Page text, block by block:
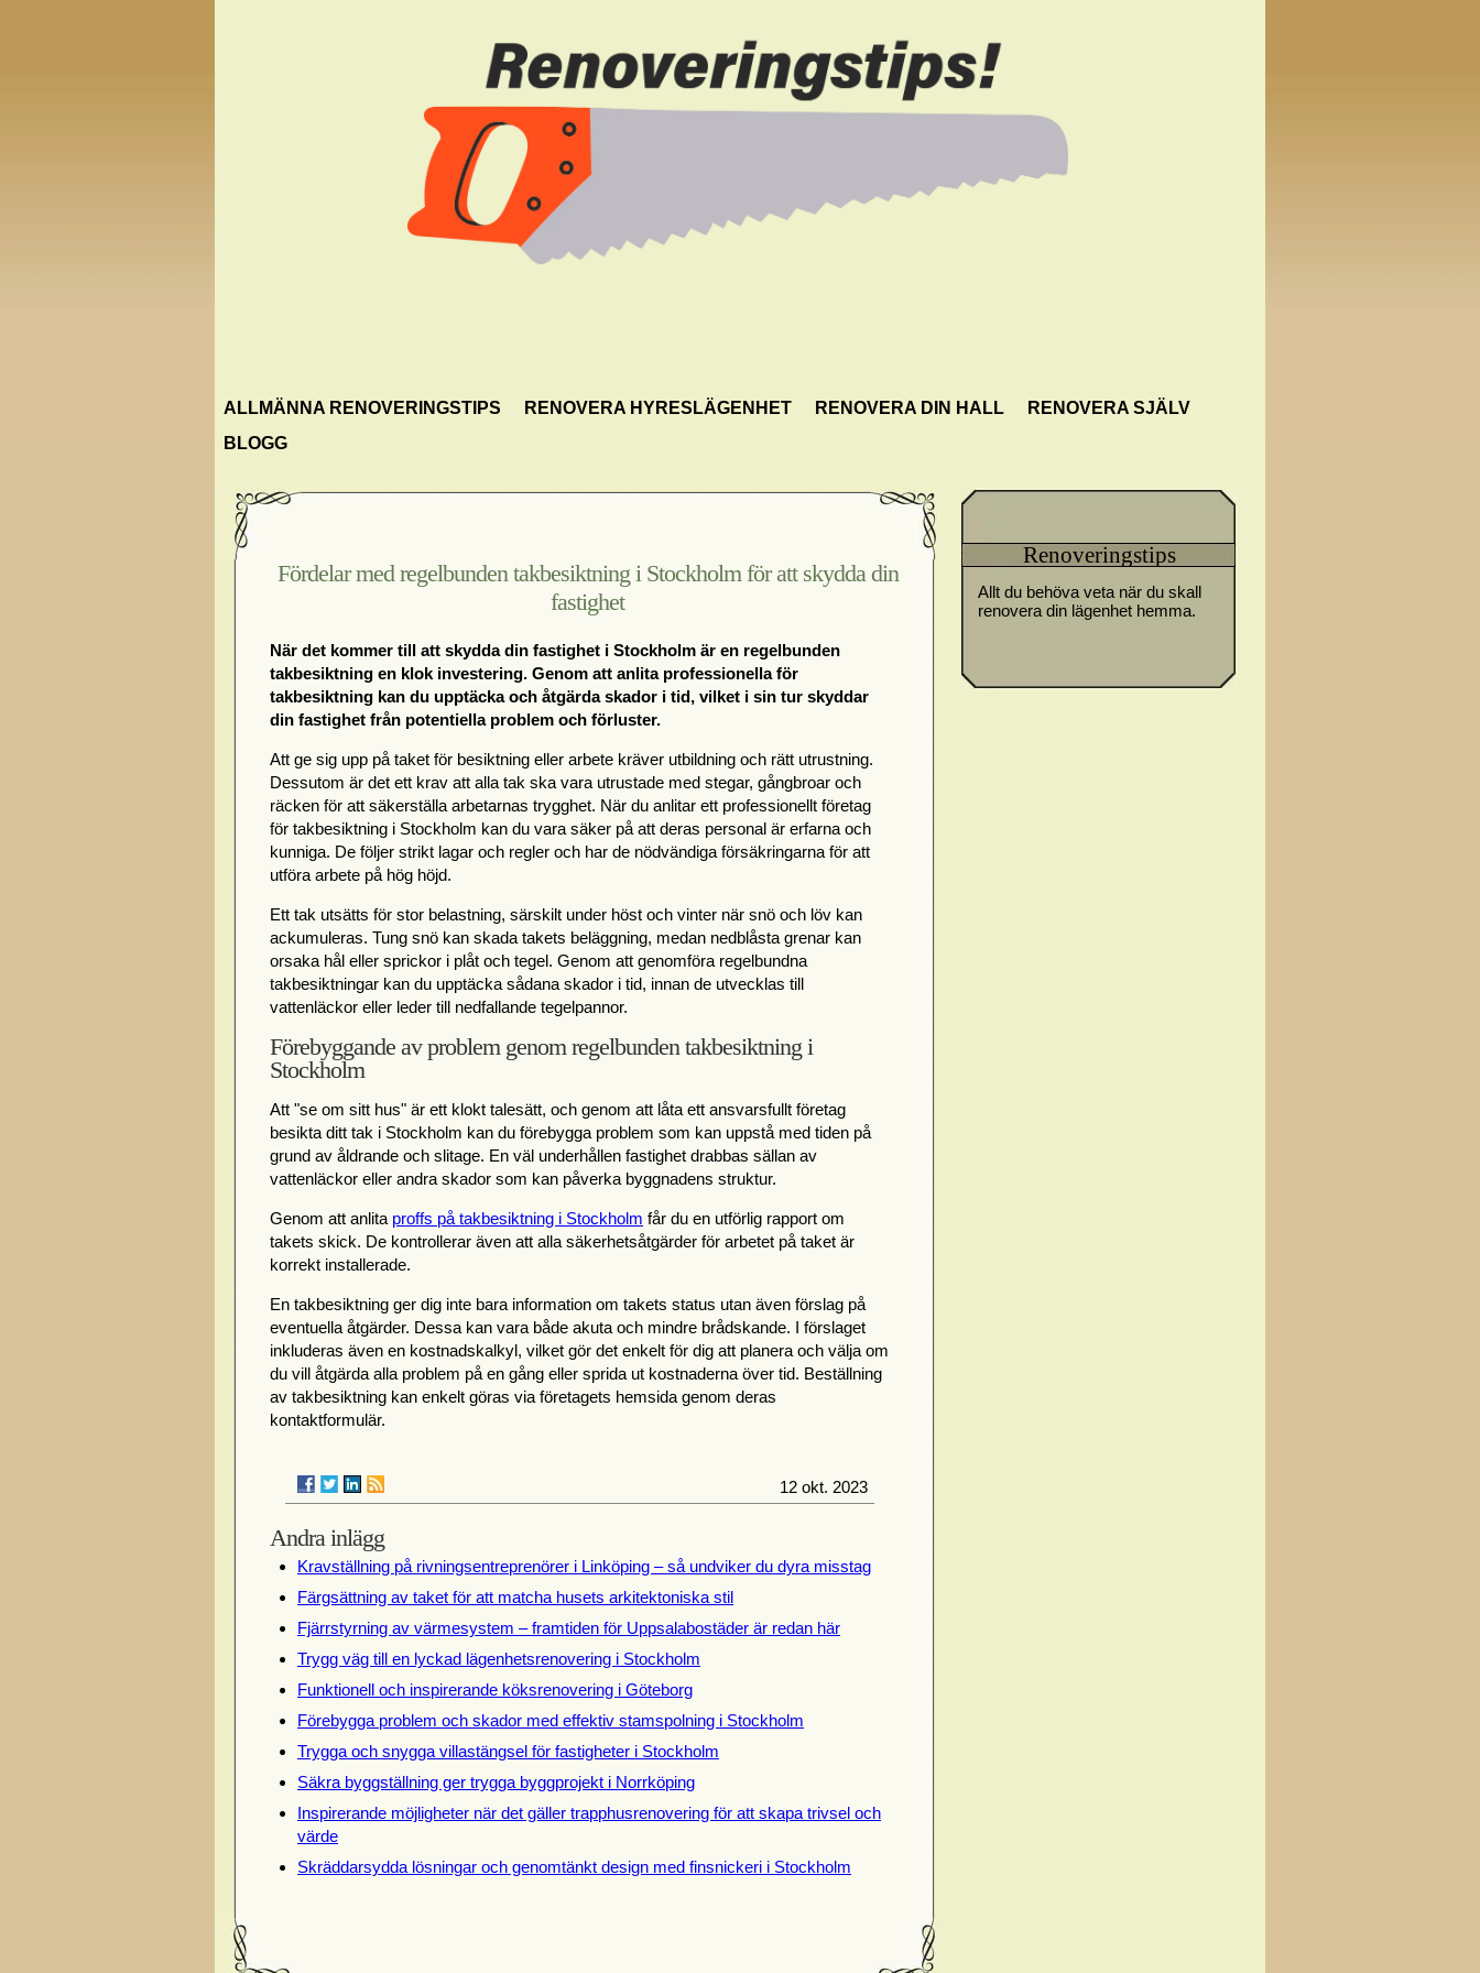
ALLMÄNNA RENOVERINGSTIPS RENOVERA HYRESLÄGENHET RENOVERA DIN HALL
RENOVERA SJÄLV
BLOGG
Fördelar med regelbunden takbesiktning i Stockholm för att skydda din
fastighet
När det kommer till att skydda din fastighet i Stockholm är en regelbunden
takbesiktning en klok investering. Genom att anlita professionella för
takbesiktning kan du upptäcka och åtgärda skador i tid, vilket i sin tur skyddar
din fastighet från potentiella problem och förluster.
Att ge sig upp på taket för besiktning eller arbete kräver utbildning och rätt utrustning.
Dessutom är det ett krav att alla tak ska vara utrustade med stegar, gångbroar och
räcken för att säkerställa arbetarnas trygghet. När du anlitar ett professionellt företag
för takbesiktning i Stockholm kan du vara säker på att deras personal är erfarna och
kunniga. De följer strikt lagar och regler och har de nödvändiga försäkringarna för att
utföra arbete på hög höjd.
Ett tak utsätts för stor belastning, särskilt under höst och vinter när snö och löv kan
ackumuleras. Tung snö kan skada takets beläggning, medan nedblåsta grenar kan
orsaka hål eller sprickor i plåt och tegel. Genom att genomföra regelbundna
takbesiktningar kan du upptäcka sådana skador i tid, innan de utvecklas till
vattenläckor eller leder till nedfallande tegelpannor.
Förebyggande av problem genom regelbunden takbesiktning i
Stockholm
Att "se om sitt hus" är ett klokt talesätt, och genom att låta ett ansvarsfullt företag
besikta ditt tak i Stockholm kan du förebygga problem som kan uppstå med tiden på
grund av åldrande och slitage. En väl underhållen fastighet drabbas sällan av
vattenläckor eller andra skador som kan påverka byggnadens struktur.
Genom att anlita proffs på takbesiktning i Stockholm får du en utförlig rapport om
takets skick. De kontrollerar även att alla säkerhetsåtgärder för arbetet på taket är
korrekt installerade.
En takbesiktning ger dig inte bara information om takets status utan även förslag på
eventuella åtgärder. Dessa kan vara både akuta och mindre brådskande. I förslaget
inkluderas även en kostnadskalkyl, vilket gör det enkelt för dig att planera och välja om
du vill åtgärda alla problem på en gång eller sprida ut kostnaderna över tid. Beställning
av takbesiktning kan enkelt göras via företagets hemsida genom deras
kontaktformulär.
12 okt. 2023
Andra inlägg
Kravställning på rivningsentreprenörer i Linköping – så undviker du dyra misstag
Färgsättning av taket för att matcha husets arkitektoniska stil
Fjärrstyrning av värmesystem – framtiden för Uppsalabostäder är redan här
Trygg väg till en lyckad lägenhetsrenovering i Stockholm
Funktionell och inspirerande köksrenovering i Göteborg
Förebygga problem och skador med effektiv stamspolning i Stockholm
Trygga och snygga villastängsel för fastigheter i Stockholm
Säkra byggställning ger trygga byggprojekt i Norrköping
Inspirerande möjligheter när det gäller trapphusrenovering för att skapa trivsel och
värde
Skräddarsydda lösningar och genomtänkt design med finsnickeri i Stockholm
Renoveringstips
Allt du behöva veta när du skall
renovera din lägenhet hemma.